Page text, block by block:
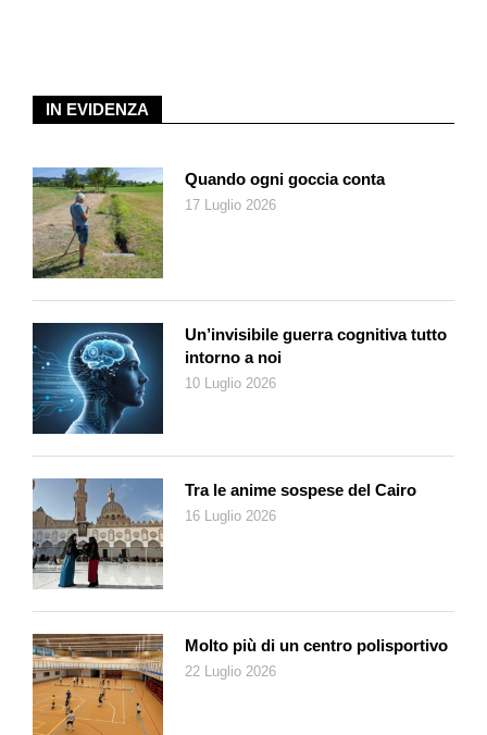
biologico, psichico, relazionale e affettivo, che profilerà il
medico geriatra come colui che davvero sarà il “direttore
geriatrico».
Imprescindibile il distinguo fra persone anziane e pazienti
geriatrici, spiega il medico aggiungendo come le prime si
suddividano in una grande varietà di profili, vissuti e situazioni
da considerare nella loro unicità, oltre che nel comun
denominatore di un ventaglio di elementi. È importante
invecchiare bene, prendendosi cura della propria salute
psichica, fisica e del contesto sociale: «Privilegiare
un’alimentazione equilibrata, svolgere regolarmente
un’adeguata attività fisica, avere relazioni sociali appaganti fa
bene a corpo e mente e permette di avere risorse per
affrontare meglio eventuali malattie».
Il dottor Kola, in merito alle difficoltà cui un anziano si trova a
far fronte, spiega che «il 30% della popolazione anziana si
trova confrontata con la negazione degli stimoli e lo scarso
coinvolgimento sociale, che poi li porta ad amplificare il dolore
psicofisico». Emergono così fragilità nuove per rapporto al
giovane adulto: «Il giovane si trova ad affrontare situazioni di
“mono-problematicità” (un evento professionale, una
separazione e via dicendo). L’anziano vive il risultato di tutte le
IN EVIDENZA
Quando ogni goccia conta
17 Luglio 2026
Un’invisibile guerra cognitiva tutto
intorno a noi
10 Luglio 2026
Tra le anime sospese del Cairo
16 Luglio 2026
Molto più di un centro polisportivo
22 Luglio 2026